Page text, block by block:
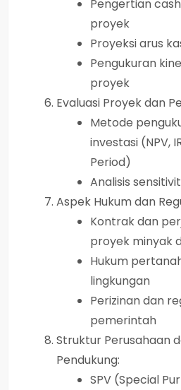
Pengertian
proyek
Proyeksi arus
Pengukuran
proyek
Evaluasi Proyek dan
Metode
investasi (NPV,
Period)
Analisis
Aspek Hukum dan
Kontrak dan
proyek minyak
Hukum
lingkungan
Perizinan dan
pemerintah
Struktur Perusahaan
Pendukung:
SPV (Special